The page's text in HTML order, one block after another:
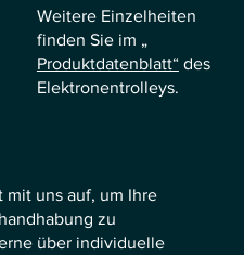
mit uns auf, um Ihre
zu
über individuelle
Weitere Einzelheiten
finden Sie im „
Produktdatenblatt“des
Elektronentrolleys.